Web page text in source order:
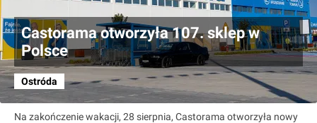
Castorama otworzyła 107. sklep w
Polsce
Ostróda
Na zakończenie wakacji, 28 sierpnia, Castorama otworzyła nowy